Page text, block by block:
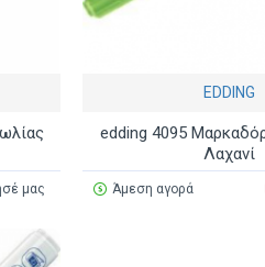
μας
EDDING
edding 4095
Λαχανί
Άμεση αγορά